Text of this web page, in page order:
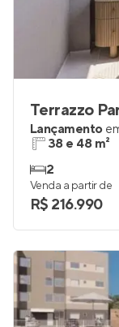
Terrazzo
Lançamento
38 e 48 m²
2
Venda a partir de
R$ 216.990